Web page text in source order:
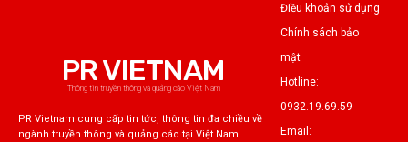
PR VIETNAM
Thông tin truyền thông và quảng cáo Việt Nam
PR Vietnam cung cấp tin tức, thông tin đa chiều về
ngành truyền thông và quảng cáo tại Việt Nam.
Điều khoản sử dụng
Chính sách bảo
mật
Hotline:
0932.19.69.59
Email: